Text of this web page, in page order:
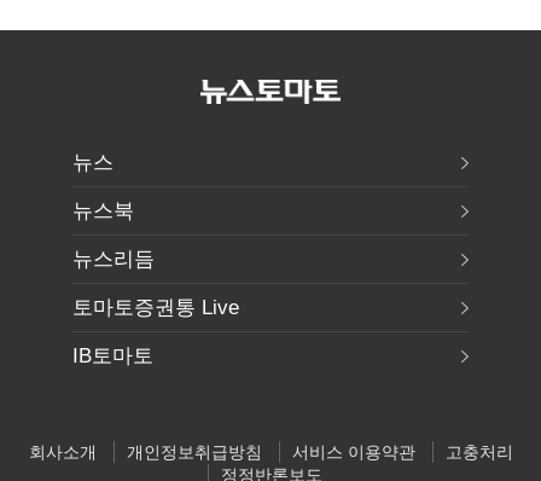
여 내부선
리모델링' 제안
민주당 대표로
뉴스
뉴스북
뉴스리듬
토마토증권통 Live
IB토마토
회사소개 개인정보취급방침 서비스 이용약관
고충처리
정정반론보도